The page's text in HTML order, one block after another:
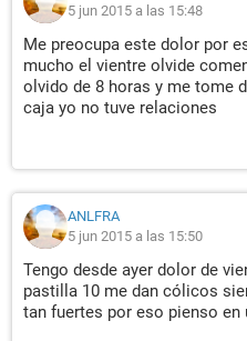
5 jun 2015 a las 15:48
Me preocupa este dolor por
mucho el vientre olvide
olvido de 8 horas y me tome
caja yo no tuve relaciones
ANLFRA
5 jun 2015 a las 15:50
Tengo desde ayer dolor de
pastilla 10 me dan cólicos
tan fuertes por eso pienso en